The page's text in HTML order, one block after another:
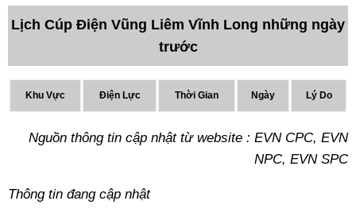
Lịch Cúp Điện Vũng Liêm Vĩnh Long những ngày
trước
Khu Vực Điện Lực Thời Gian Ngày Lý Do
Nguồn thông tin cập nhật từ website : EVN CPC, EVN
NPC, EVN SPC
Thông tin đang cập nhật